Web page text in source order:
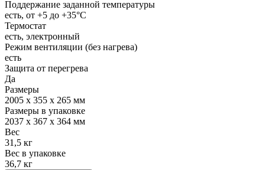
Поддержание заданной температуры
есть, от +5 до +35°С
Термостат
есть, электронный
Режим вентиляции (без нагрева)
есть
Защита от перегрева
Да
Размеры
2005 х 355 х 265 мм
Размеры в упаковке
2037 х 367 х 364 мм
Вес
31,5 кг
Вес в упаковке
36,7 кг